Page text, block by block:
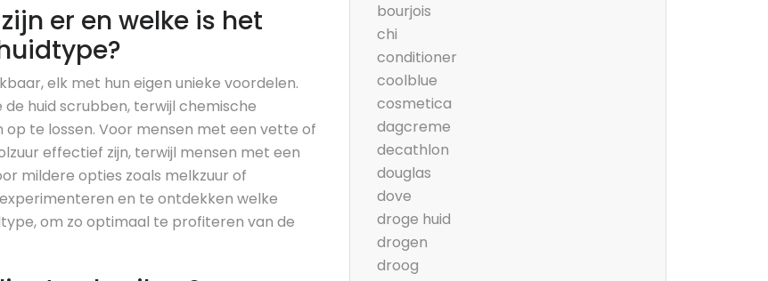
er en welke is het
elk met hun eigen unieke voordelen.
huid scrubben, terwijl chemische
te lossen. Voor mensen met een vette of
effectief zijn, terwijl mensen met een
mildere opties zoals melkzuur of
en te ontdekken welke
om zo optimaal te profiteren van de
bourjois
chi
conditioner
coolblue
cosmetica
dagcreme
decathlon
douglas
dove
droge huid
drogen
droog